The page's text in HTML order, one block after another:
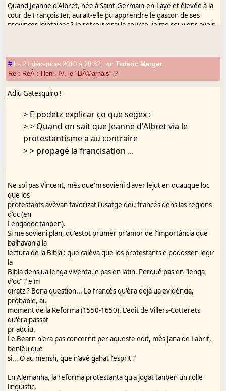
Quand Jeanne d'Albret, née à Saint-Germain-en-Laye et élevée à la
cour de François Ier, aurait-elle pu apprendre le gascon de ses
provinces lointaines ? Je retrouverai la source, je me souviens avoir
> Je suis toujours espanté par les aneries
Je n'en reviens pas moi-même. Plus sérieusement, je suis infiniment
désolé si mon travail de déconstruction des mythes fait de la peine.
Il ne faut pas s'inquiéter cependant, ils ont toujours leurs
défenseurs, souvent en majorité. Vive le bon Roi Henri, celui que
par le truchement de l'occitanisme, "Nostre Enric" ! L'occitanisme,
Basques, ils imposent aujourd'hui leurs clichés romantiques à tout le
Sud de la France.
# Le 21 décembre 2010 à 20:32 parTederic Merger
Re : ReÂ : Henri IV, le "BÃ©arnais" ?
Adiu Gatesquiro !
> E podetz explicar ço que segex :
> > Quand on sait que Jeanne d'Albret via le
protestantisme a au contraire
> > propagé la francisation ...
Ne soi pas Vincent, mès que'm sovieni d'aver lejut en quauque loc
que los
protestants avèvan favorizat l'usatge deu francés dens las regions
d'oc (en
Lengadoc tanben).
Si me sovieni plan, qu'estot prumèr pr'amor de l'importància que
balhavan a la
lectura de la Bibla : que calèva que los protestants e podossen legir
la
Bibla dens ua lenga viventa, e pas en latin. Perqué pas en "lenga
d'oc" ? e'm
diratz ? Bona question... Lo francés qu'èra dejà ua evidéncia,
probable, au
moment de la Reforma (1550-1650). L'edit de Villers-Cotterets
qu'èra passat
pr'aquiu.
Le Bearn n'era pas concernit per aqueste edit, mès Jana de Labrit,
benlèu que
si... O au mensh, que n'avè gahat l'esprit ?
En Alemanha, la reforma protestanta qu'a jogat tanben un rolle
lingüistic,